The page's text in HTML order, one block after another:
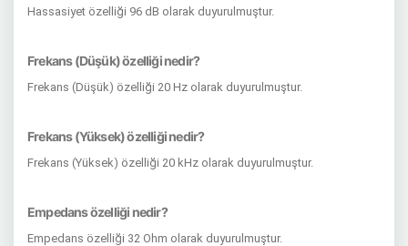
Hassasiyet özelliği 96 dB olarak duyurulmuştur.
Frekans (Düşük) özelliği nedir?
Frekans (Düşük) özelliği 20 Hz olarak duyurulmuştur.
Frekans (Yüksek) özelliği nedir?
Frekans (Yüksek) özelliği 20 kHz olarak duyurulmuştur.
Empedans özelliği nedir?
Empedans özelliği 32 Ohm olarak duyurulmuştur.